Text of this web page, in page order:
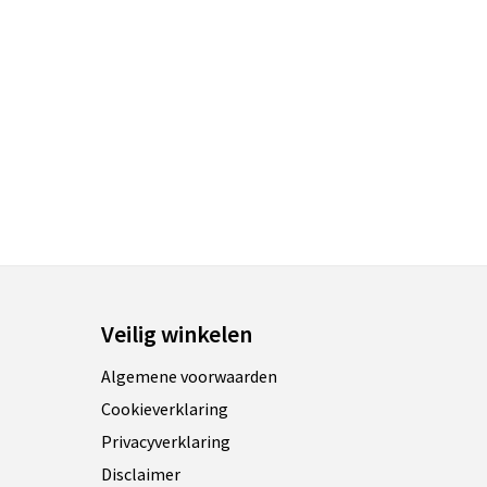
Veilig winkelen
Algemene voorwaarden
Cookieverklaring
Privacyverklaring
Disclaimer